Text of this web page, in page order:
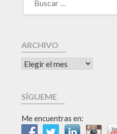
ARCHIVO
SÍGUEME
Me encuentras en: